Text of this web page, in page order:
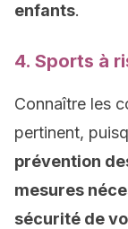
enfants.
4. Sports à
Connaître les
pertinent,
prévention
mesures
sécurité de